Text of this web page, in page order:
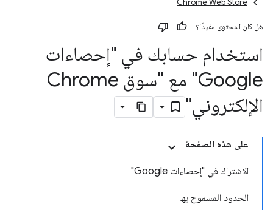
Chrome Web Store
هل كان المحتوى مفيدًا؟
استخدام حسابك في "إحصاءات
Google" مع "سوق Chrome
الإلكتروني"
على هذه الصفحة
الاشتراك في "إحصاءات Google"
الحدود المسموح بها